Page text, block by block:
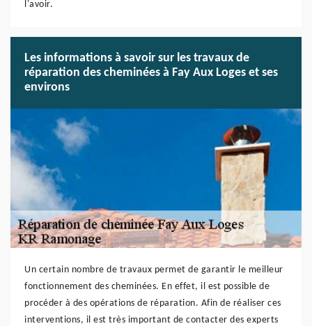
l'avoir.
Les informations à savoir sur les travaux de
réparation des cheminées à Fay Aux Loges et ses
environs
Un certain nombre de travaux permet de garantir le meilleur
fonctionnement des cheminées. En effet, il est possible de
procéder à des opérations de réparation. Afin de réaliser ces
interventions, il est très important de contacter des experts